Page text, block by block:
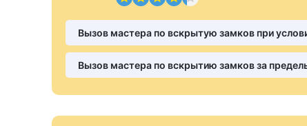
Вызов мастера по вскрытую замков при
Вызов мастера по вскрытию замков за